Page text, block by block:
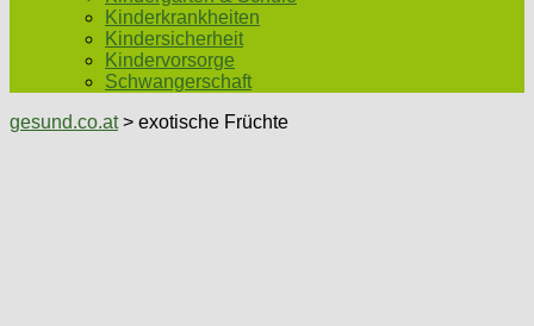
Kinderkrankheiten
Kindersicherheit
Kindervorsorge
Schwangerschaft
gesund.co.at> exotische Früchte